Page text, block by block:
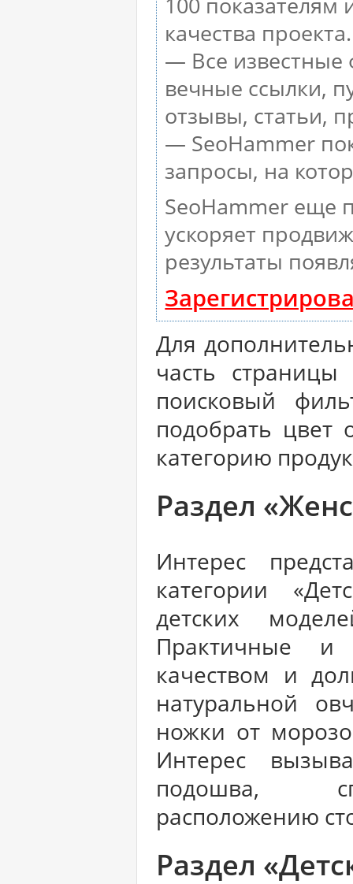
качества проекта.
— Все известные
вечные ссылки,
отзывы, статьи,
— SeoHammer
запросы, на
SeoHammer еще
ускоряет
результаты
Для
часть страницы
поисковый
подобрать цвет
категорию
Раздел
Интерес
категории
детских
Практичные и
качеством и
натуральной
ножки от
Интерес
подошва,
расположению
Раздел